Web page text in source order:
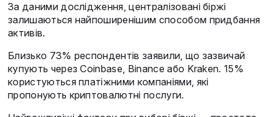
За даними дослідження, централізовані біржі
залишаються найпоширенішим способом придбання
активів.
Близько 73% респондентів заявили, що зазвичай
купують через Coinbase, Binance або Kraken. 15%
користуються платіжними компаніями, які
пропонують криптовалютні послуги.